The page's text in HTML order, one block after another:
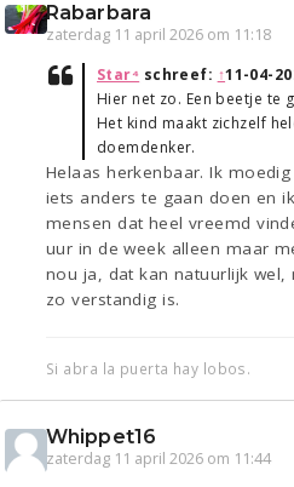
Rabarbara
zaterdag 11 april 2026 om 11:18
Star⁴ schreef: ↑11-04-
Hier net zo. Een beetje te
Het kind maakt zichzelf
doemdenker.
Helaas herkenbaar. Ik
iets anders te gaan doen en
mensen dat heel vreemd
uur in de week alleen maar
nou ja, dat kan natuurlijk
zo verstandig is.
Si abra la puerta hay lobos.
Whippet16
zaterdag 11 april 2026 om 11:44